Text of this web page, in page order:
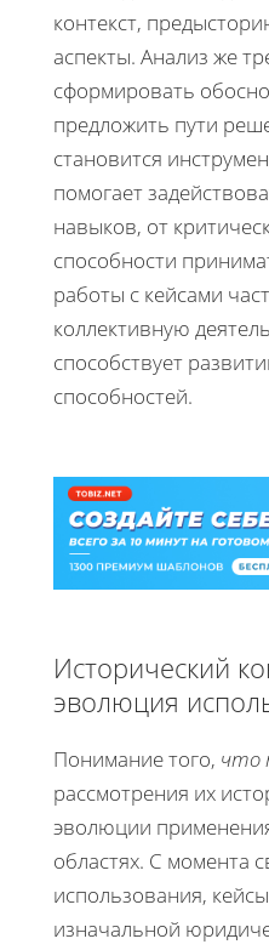
контекст,
аспекты. Анализ же
сформировать
предложить пути
становится
помогает
навыков, от
способности
работы с кейсами
коллективную
способствует
способностей.
Исторический
эволюция
Понимание того, что
рассмотрения их
эволюции
областях. С момента
использования,
изначальной